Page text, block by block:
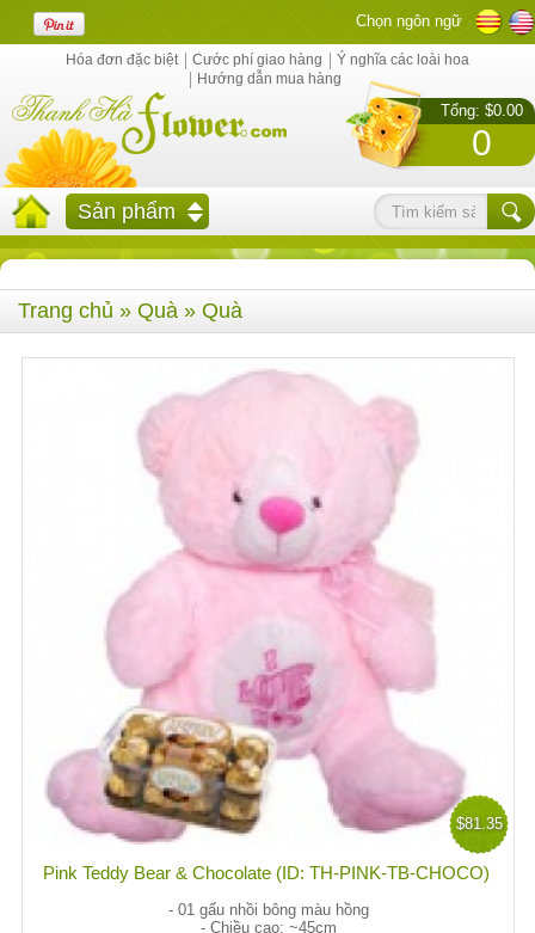
Chọn ngôn ngữ
Tổng: $0.00
0
Hóa đơn đặc biệt Cước phí giao hàng
Ý nghĩa các loài hoa
Hướng dẫn mua hàng
Sản phẩm
Trang chủ » Quà » Quà
$81.35
Pink Teddy Bear & Chocolate (ID: TH-PINK-TB-CHOCO)
- 01 gấu nhồi bông màu hồng
- Chiều cao: ~45cm